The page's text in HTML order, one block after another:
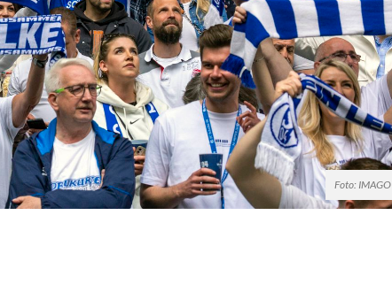
Foto: IMAGO